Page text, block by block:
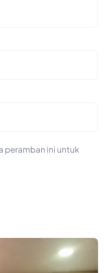
peramban ini untuk